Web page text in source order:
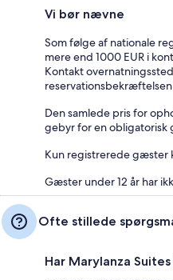
Vi bør nævne
Som følge af nationale
mere end 1000 EUR i
Kontakt
Den samlede pris for
gebyr for en obligatorisk
Kun registrerede gæster
Gæster under 12 år har
Ofte stillede
Har Marylanza